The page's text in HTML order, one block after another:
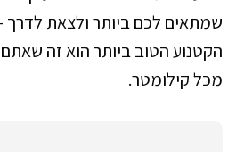
שמתאים לכם ביותר ולצאת לדרך
הקטנוע הטוב ביותר הוא זה שאתם
מכל קילומטר.